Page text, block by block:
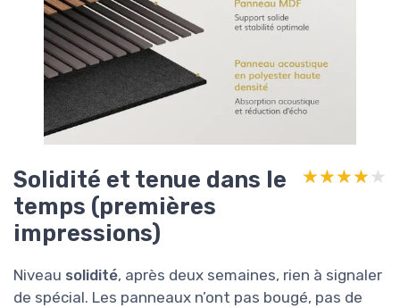
Solidité et tenue dans le
temps (premières
impressions)
★★★★★
★★★★★
Niveau solidité, après deux semaines, rien à signaler
de spécial. Les panneaux n’ont pas bougé, pas de